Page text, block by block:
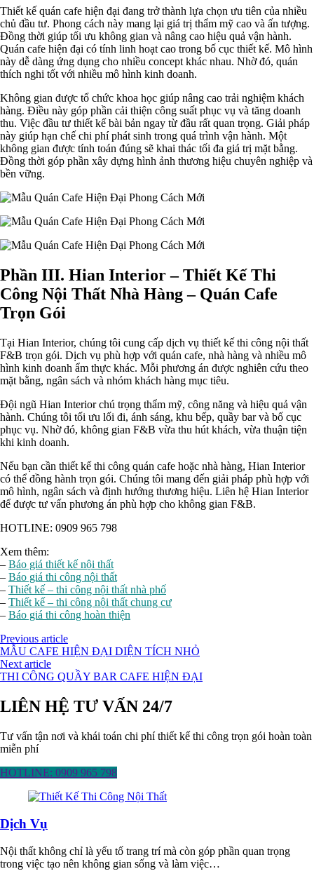
Thiết kế quán cafe hiện đại đang trở thành lựa chọn ưu tiên của nhiều
chủ đầu tư. Phong cách này mang lại giá trị thẩm mỹ cao và ấn tượng.
Đồng thời giúp tối ưu không gian và nâng cao hiệu quả vận hành.
Quán cafe hiện đại có tính linh hoạt cao trong bố cục thiết kế. Mô hình
này dễ dàng ứng dụng cho nhiều concept khác nhau. Nhờ đó, quán
thích nghi tốt với nhiều mô hình kinh doanh.
Không gian được tổ chức khoa học giúp nâng cao trải nghiệm khách
hàng. Điều này góp phần cải thiện công suất phục vụ và tăng doanh
thu. Việc đầu tư thiết kế bài bản ngay từ đầu rất quan trọng. Giải pháp
này giúp hạn chế chi phí phát sinh trong quá trình vận hành. Một
không gian được tính toán đúng sẽ khai thác tối đa giá trị mặt bằng.
Đồng thời góp phần xây dựng hình ảnh thương hiệu chuyên nghiệp và
bền vững.
Phần III. Hian Interior – Thiết Kế Thi
Công Nội Thất Nhà Hàng – Quán Cafe
Trọn Gói
Tại Hian Interior, chúng tôi cung cấp dịch vụ thiết kế thi công nội thất
F&B trọn gói. Dịch vụ phù hợp với quán cafe, nhà hàng và nhiều mô
hình kinh doanh ẩm thực khác. Mỗi phương án được nghiên cứu theo
mặt bằng, ngân sách và nhóm khách hàng mục tiêu.
Đội ngũ Hian Interior chú trọng thẩm mỹ, công năng và hiệu quả vận
hành. Chúng tôi tối ưu lối đi, ánh sáng, khu bếp, quầy bar và bố cục
phục vụ. Nhờ đó, không gian F&B vừa thu hút khách, vừa thuận tiện
khi kinh doanh.
Nếu bạn cần thiết kế thi công quán cafe hoặc nhà hàng, Hian Interior
có thể đồng hành trọn gói. Chúng tôi mang đến giải pháp phù hợp với
mô hình, ngân sách và định hướng thương hiệu. Liên hệ Hian Interior
để được tư vấn phương án phù hợp cho không gian F&B.
HOTLINE: 0909 965 798
Xem thêm:
– Báo giá thiết kế nội thất
– Báo giá thi công nội thất
– Thiết kế – thi công nội thất nhà phố
– Thiết kế – thi công nội thất chung cư
– Báo giá thi công hoàn thiện
Previous article
MẪU CAFE HIỆN ĐẠI DIỆN TÍCH NHỎ
Next article
THI CÔNG QUẦY BAR CAFE HIỆN ĐẠI
LIÊN HỆ TƯ VẤN 24/7
Tư vấn tận nơi và khái toán chi phí thiết kế thi công trọn gói hoàn toàn
miễn phí
HOTLINE: 0909 965 798
Dịch Vụ
Nội thất không chỉ là yếu tố trang trí mà còn góp phần quan trọng
trong việc tạo nên không gian sống và làm việc…